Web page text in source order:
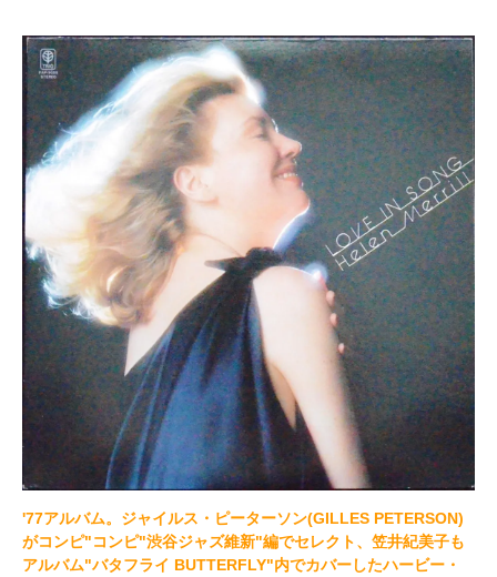
'77アルバム。ジャイルス・ピーターソン(GILLES PETERSON)
がコンピ"コンピ"渋谷ジャズ維新"編でセレクト、笠井紀美子も
アルバム"バタフライ BUTTERFLY"内でカバーしたハービー・